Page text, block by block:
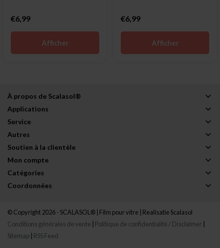
€6,99
Afficher
€6,99
Afficher
À propos de Scalasol®
Applications
Service
Autres
Soutien à la clientèle
Mon compte
Catégories
Coordonnées
© Copyright 2026 - SCALASOL® | Film pour vitre | Realisatie Scalasol
Conditions générales de vente
Politique de confidentialité / Disclaimer
Sitemap RSS Feed